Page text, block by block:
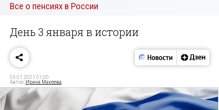
Все о пенсиях в России
День 3 января в истории
03.01.2021 01:00
Автор: Ирина Макеева